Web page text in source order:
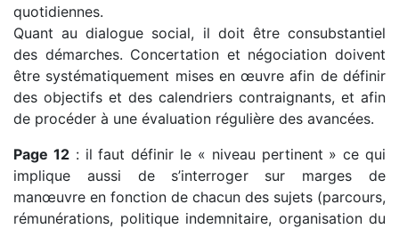
quotidiennes.
Quant au dialogue social, il doit être consubstantiel
des démarches. Concertation et négociation doivent
être systématiquement mises en œuvre afin de définir
des objectifs et des calendriers contraignants, et afin
de procéder à une évaluation régulière des avancées.
Page 12: il faut définir le « niveau pertinent » ce qui
implique aussi de s’interroger sur marges de
manœuvre en fonction de chacun des sujets (parcours,
rémunérations, politique indemnitaire, organisation du